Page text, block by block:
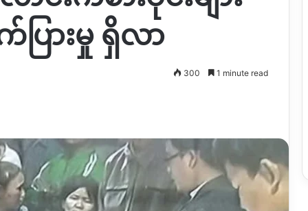
ြားမှု ရှိလာ
300 1 minute read